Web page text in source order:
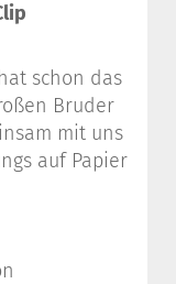
schon das
Bruder
mit uns
auf Papier